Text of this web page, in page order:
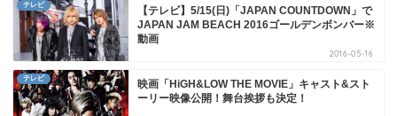
テレビ
【テレビ】5/15(日)「JAPAN COUNTDOWN」で
JAPAN JAM BEACH 2016ゴールデンボンバー※
動画
2016-05-16
テレビ
映画「HiGH&LOW THE MOVIE」キャスト&スト
ーリー映像公開！舞台挨拶も決定！